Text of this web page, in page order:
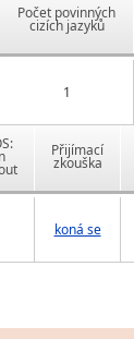
Počet povinných
cizích jazyků
1
Přijímací
zkouška
koná se